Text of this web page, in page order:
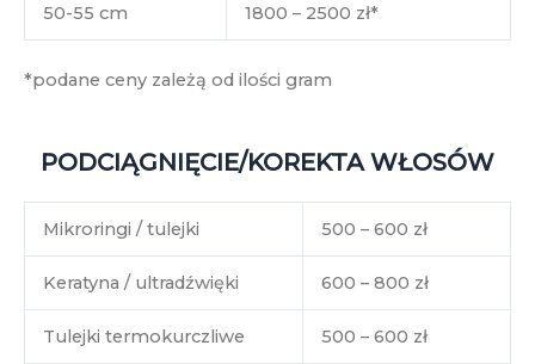
50-55 cm 1800 – 2500 zł*
*podane ceny zależą od ilości gram
PODCIĄGNIĘCIE/KOREKTA WŁOSÓW
Mikroringi / tulejki 500 – 600 zł
Keratyna / ultradźwięki 600 – 800 zł
Tulejki termokurczliwe 500 – 600 zł